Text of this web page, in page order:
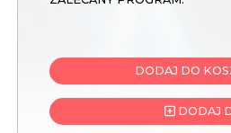
DODAJ DO
DODAJ